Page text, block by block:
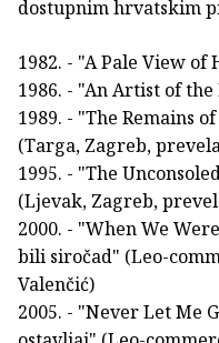
dostupnim hrvatskim
1982. - "A Pale View of
1986. - "An Artist of
1989. - "The Remains
(Targa, Zagreb,
1995. - "The
(Ljevak, Zagreb,
2000. - "When We
bili siročad" (Leo-
Valenčić)
2005. - "Never Let Me